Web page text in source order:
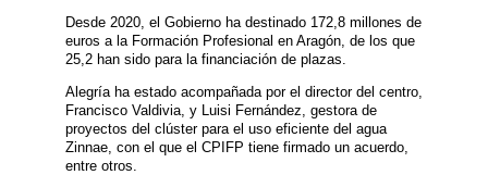
Desde 2020, el Gobierno ha destinado 172,8 millones de
euros a la Formación Profesional en Aragón, de los que
25,2 han sido para la financiación de plazas.
Alegría ha estado acompañada por el director del centro,
Francisco Valdivia, y Luisi Fernández, gestora de
proyectos del clúster para el uso eficiente del agua
Zinnae, con el que el CPIFP tiene firmado un acuerdo,
entre otros.